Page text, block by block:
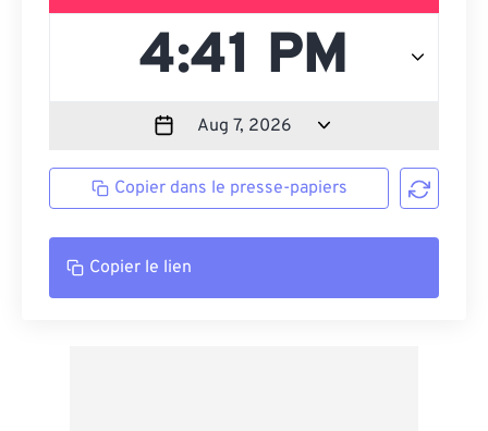
Copier dans le presse-papiers
Copier le lien